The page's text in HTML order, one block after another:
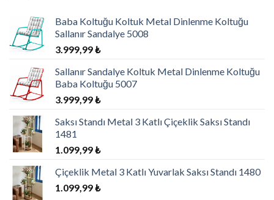
Baba Koltuğu Koltuk Metal Dinlenme Koltuğu
Sallanır Sandalye 5008
3.999,99₺
Sallanır Sandalye Koltuk Metal Dinlenme Koltuğu
Baba Koltuğu 5007
3.999,99₺
Saksı Standı Metal 3 Katlı Çiçeklik Saksı Standı
1481
1.099,99₺
Çiçeklik Metal 3 Katlı Yuvarlak Saksı Standı 1480
1.099,99₺